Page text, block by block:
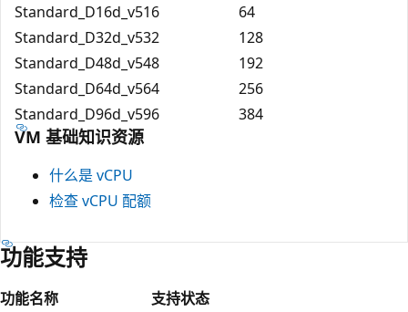
Standard_D16d_v516
64
Standard_D32d_v532
128
Standard_D48d_v548
192
Standard_D64d_v564
256
Standard_D96d_v596 384
VM 基础知识资源
什么是 vCPU
检查 vCPU 配额
功能支持
功能名称
支持状态